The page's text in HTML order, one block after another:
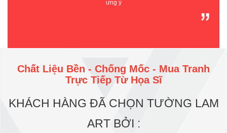
ưng ý
Chất Liệu Bền - Chống Mốc - Mua Tranh
Trực Tiếp Từ Họa Sĩ
KHÁCH HÀNG ĐÃ CHỌN TƯỜNG LAM
ART BỞI :